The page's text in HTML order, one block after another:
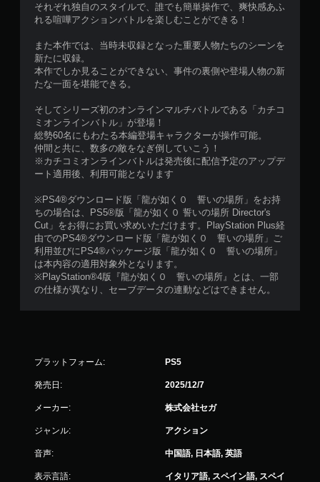
それぞれ独自のスタイルで、誰でも簡単操作で、爽快感あふ
れる喧嘩アクションバトルを楽しむことができる！
また本作では、当時未収録となった重要人物たちのシーンを
新たに収録。
本作でしか見ることができない、事件の裏側や登場人物の新
たな一面を堪能できる。
そしてシリーズ初のオンラインマルチバトルである「カチコ
ミオンラインバトル」が登場！
総勢60名にもわたる本編登場キャラクターが操作可能。
仲間と共に、数多の敵をなぎ倒していこう！
※カチコミオンラインバトルは発売後に配信予定のアップデ
ート適用後、利用可能となります
※PS4®ダウンロード版「龍が如く０ 誓いの場所」をお持
ちの場合は、PS5®版「龍が如く０ 誓いの場所 Director's
Cut」をお得にお買い求めいただけます。PlayStation Plus経
由でのPS4®ダウンロード版「龍が如く０ 誓いの場所」ご
利用並びにPS4®パッケージ版「龍が如く０ 誓いの場所」
は本内容の適用対象外となります。
※PlayStation®4版『龍が如く０ 誓いの場所』とは、一部
の仕様が異なり、セーブデータの連動などはできません。
プラットフォーム: PS5
発売日: 2025/12/7
メーカー: 株式会社セガ
ジャンル: アクション
音声: 中国語, 日本語, 英語
表示言語:
イタリア語, スペイン語, スペイ